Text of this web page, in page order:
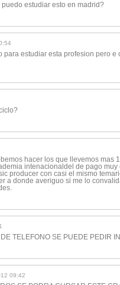
estudiar esto en madrid?
para estudiar esta profesion pero
hacer los que llevemos mas
intenacionaldel de pago
producer con casi el mismo
a donde averiguo si me lo
TELEFONO SE PUEDE PEDIR
09:42